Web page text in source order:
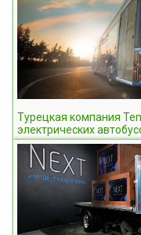
Турецкая компания
электрических